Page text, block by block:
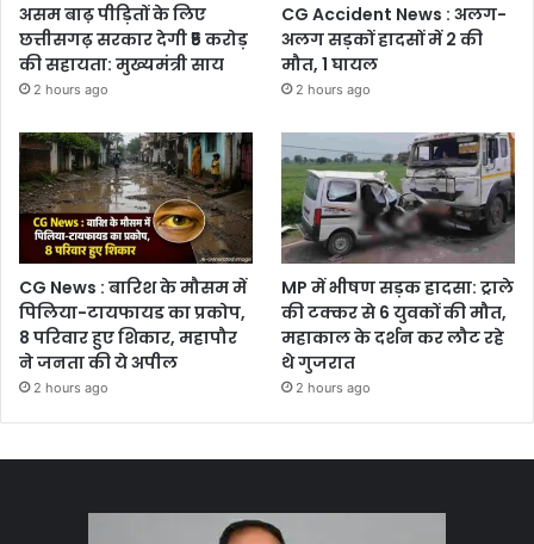
असम बाढ़ पीड़ितों के लिए
छत्तीसगढ़ सरकार देगी ₹5 करोड़
की सहायता: मुख्यमंत्री साय
2 hours ago
CG Accident News : अलग-
अलग सड़कों हादसों में 2 की
मौत, 1 घायल
2 hours ago
CG News : बारिश के मौसम में
पिलिया-टायफायड का प्रकोप,
8 परिवार हुए शिकार, महापौर
ने जनता की ये अपील
2 hours ago
MP में भीषण सड़क हादसा: ट्राले
की टक्कर से 6 युवकों की मौत,
महाकाल के दर्शन कर लौट रहे
थे गुजरात
2 hours ago